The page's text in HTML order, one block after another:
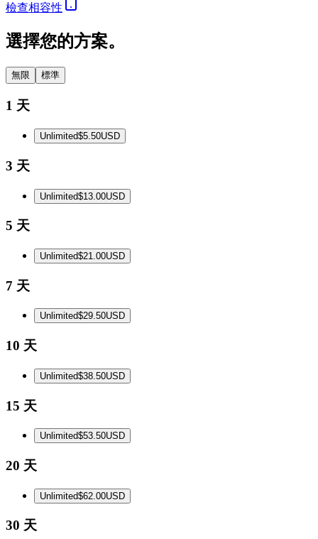
檢查相容性
選擇您的方案。
無限 標準
1 天
Unlimited$5.50USD
3 天
Unlimited$13.00USD
5 天
Unlimited$21.00USD
7 天
Unlimited$29.50USD
10 天
Unlimited$38.50USD
15 天
Unlimited$53.50USD
20 天
Unlimited$62.00USD
30 天